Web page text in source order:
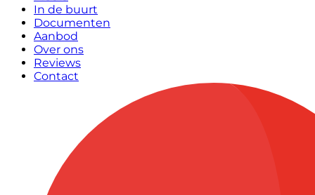
In de buurt
Documenten
Aanbod
Over ons
Reviews
Contact